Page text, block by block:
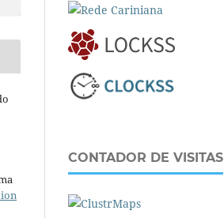
CONTADOR DE VISITAS